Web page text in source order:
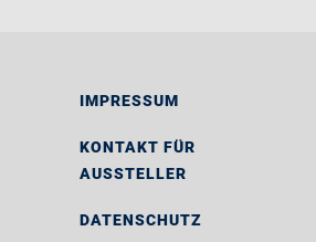
IMPRESSUM
KONTAKT FÜR
AUSSTELLER
DATENSCHUTZ